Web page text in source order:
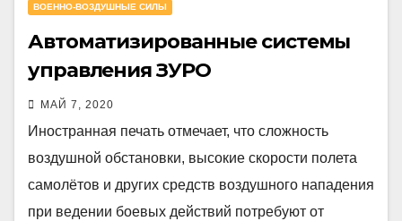
ВОЕННО-ВОЗДУШНЫЕ СИЛЫ
Автоматизированные системы
управления ЗУРО
МАЙ 7, 2020
Иностранная печать отмечает, что сложность
воздушной обстановки, высокие скорости полета
самолётов и других средств воздушного нападения
при ведении боевых действий потребуют от